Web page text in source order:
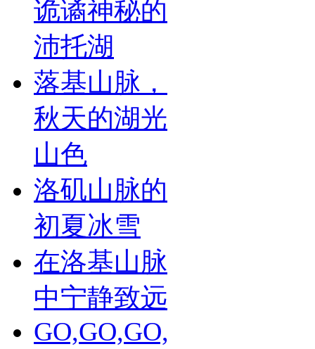
诡谲神秘的
沛托湖
落基山脉，
秋天的湖光
山色
洛矶山脉的
初夏冰雪
在洛基山脉
中宁静致远
GO,GO,GO,